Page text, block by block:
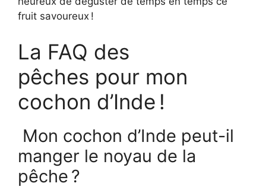
fruit savoureux !
La FAQ des
pêches pour mon
cochon d’Inde !
Mon cochon d’Inde peut-il
manger le noyau de la
pêche ?